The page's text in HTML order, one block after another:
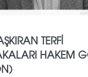
TERFI
HAKEM